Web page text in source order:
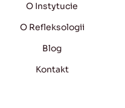
O Instytucie
O Refleksologii
Blog
Kontakt